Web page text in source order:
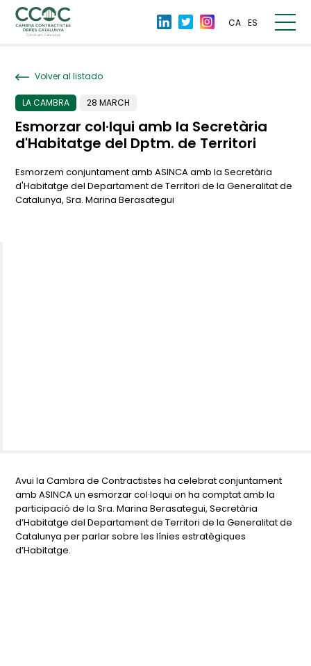
CA ES
Volver al listado
LA CAMBRA 28 MARCH
Esmorzar col·lqui amb la Secretària
d'Habitatge del Dptm. de Territori
Esmorzem conjuntament amb ASINCA amb la Secretària
d'Habitatge del Departament de Territori de la Generalitat de
Catalunya, Sra. Marina Berasategui
Avui la Cambra de Contractistes ha celebrat conjuntament
amb ASINCA un esmorzar col·loqui on ha comptat amb la
participació de la Sra. Marina Berasategui, Secretària
d’Habitatge del Departament de Territori de la Generalitat de
Catalunya per parlar sobre les línies estratègiques
d’Habitatge.